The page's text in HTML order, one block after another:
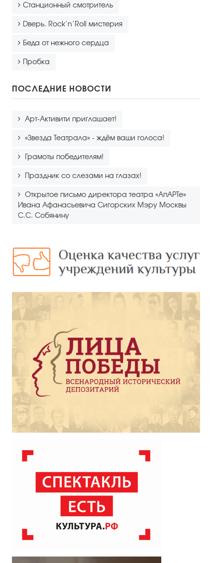
Станционный смотритель
Dверь. Rock’n’Roll мистерия
Беда от нежного сердца
Пробка
ПОСЛЕДНИЕ НОВОСТИ
Арт-Активити приглашает!
«Звезда Театрала» - ждём ваши голоса!
Грамоты победителям!
Праздник со слезами на глазах!
Открытое письмо директора театра «АпАРТе»
Ивана Афанасьевича Сигорских Мэру Москвы
С.С. Собянину